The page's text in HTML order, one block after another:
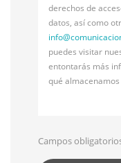
derechos de
datos, así como
info@
puedes visitar
entontarás más
qué
Campos